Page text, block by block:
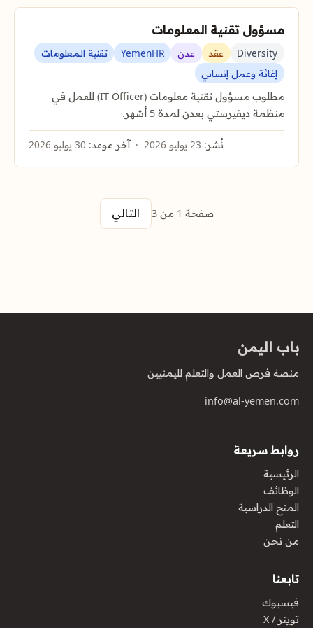
مسؤول تقنية المعلومات
Diversity عقد عدن YemenHR
تقنية المعلومات
إغاثة وعمل إنساني
مطلوب مسؤول تقنية معلومات (IT Officer) للعمل في
منظمة ديفيرستي بعدن لمدة 5 أشهر.
نُشر: آخر موعد:
صفحة 1 من 3 التالي
باب اليمن
منصة فرص العمل والتعلم لليمنيين
info@al-yemen.com
روابط سريعة
الرئيسية
الوظائف
المنح الدراسية
التعلم
من نحن
تابعنا
فيسبوك
تويتر / X